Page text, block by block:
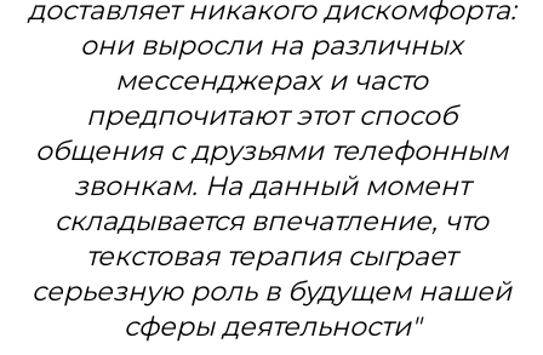
доставляет никакого дискомфорта:
они выросли на различных
мессенджерах и часто
предпочитают этот способ
общения с друзьями телефонным
звонкам. На данный момент
складывается впечатление, что
текстовая терапия сыграет
серьезную роль в будущем нашей
сферы деятельности"